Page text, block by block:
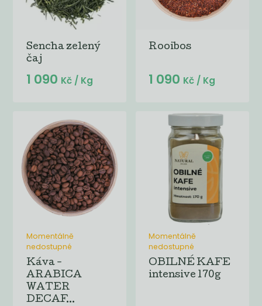
Sencha zelený
čaj
1 090 Kč / Kg
Rooibos
1 090 Kč / Kg
Momentálně
nedostupné
Káva -
ARABICA
WATER
DECAF...
Momentálně
nedostupné
OBILNÉ KAFE
intensive 170g